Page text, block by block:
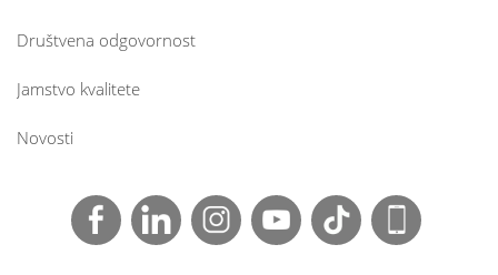
Društvena odgovornost
Jamstvo kvalitete
Novosti